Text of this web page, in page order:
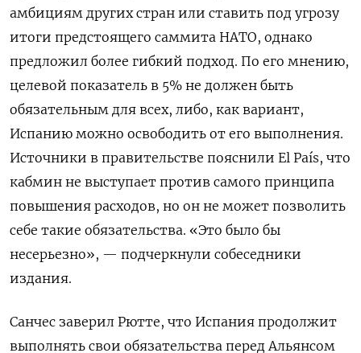
амбициям других стран или ставить под угрозу
итоги предстоящего саммита НАТО, однако
предложил более гибкий подход. По его мнению,
целевой показатель в 5% не должен быть
обязательным для всех, либо, как вариант,
Испанию можно освободить от его выполнения.
Источники в правительстве пояснили El País, что
кабмин не выступает против самого принципа
повышения расходов, но он не может позволить
себе такие обязательства. «Это было бы
несерьезно», — подчеркнули собеседники
издания.
Санчес заверил Рютте, что Испания продолжит
выполнять свои обязательства перед Альянсом